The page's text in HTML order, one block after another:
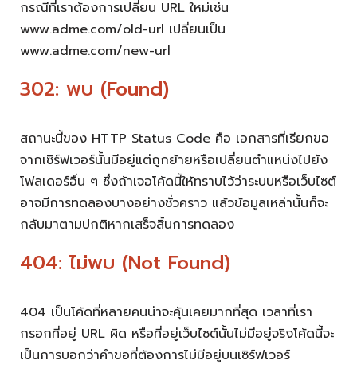
กรณีที่เราต้องการเปลี่ยน URL ใหม่เช่น
www.adme.com/old-url เปลี่ยนเป็น
www.adme.com/new-url
302: พบ (Found)
สถานะนี้ของ HTTP Status Code คือ เอกสารที่เรียกขอ
จากเซิร์ฟเวอร์นั้นมีอยู่แต่ถูกย้ายหรือเปลี่ยนตำแหน่งไปยัง
โฟลเดอร์อื่น ๆ ซึ่งถ้าเจอโค้ดนี้ให้ทราบไว้ว่าระบบหรือเว็บไซต์
อาจมีการทดลองบางอย่างชั่วคราว แล้วข้อมูลเหล่านั้นก็จะ
กลับมาตามปกติหากเสร็จสิ้นการทดลอง
404: ไม่พบ (Not Found)
404 เป็นโค้ดที่หลายคนน่าจะคุ้นเคยมากที่สุด เวลาที่เรา
กรอกที่อยู่ URL ผิด หรือที่อยู่เว็บไซต์นั้นไม่มีอยู่จริงโค้ดนี้จะ
เป็นการบอกว่าคำขอที่ต้องการไม่มีอยู่บนเซิร์ฟเวอร์